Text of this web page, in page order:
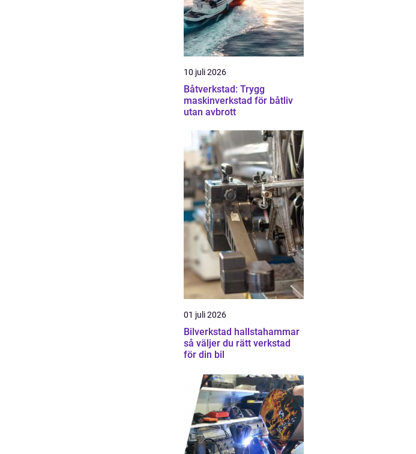
10 juli 2026
Båtverkstad: Trygg
maskinverkstad för båtliv
utan avbrott
01 juli 2026
Bilverkstad hallstahammar
så väljer du rätt verkstad
för din bil